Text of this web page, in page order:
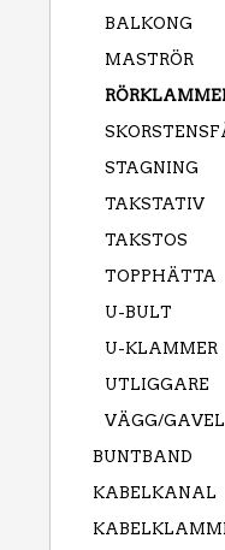
BALKONG
MASTRÖR
STAGNING
TAKSTATIV
TAKSTOS
TOPPHÄTTA
U-BULT
U-KLAMMER
UTLIGGARE
VÄGG/GAVEL
BUNTBAND
KABELKANAL